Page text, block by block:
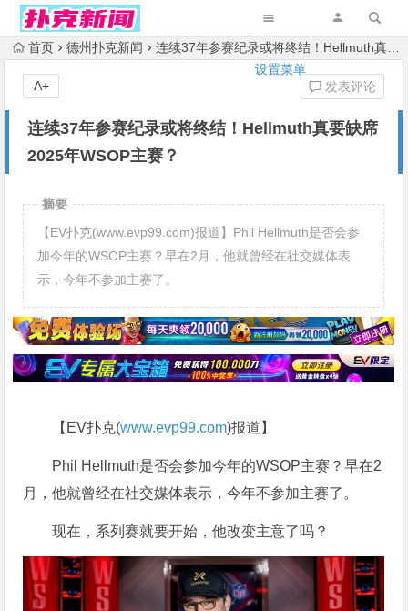
设置菜单
首页 德州扑克新闻 连续37年参赛纪录或将终结！Hellmuth真要缺席2025年WSOP主赛？
连续37年参赛纪录或将终结！Hellmuth真要缺席
2025年WSOP主赛？
发表评论
A+
摘要
【EV扑克(www.evp99.com)报道】Phil Hellmuth是否会参
加今年的WSOP主赛？早在2月，他就曾经在社交媒体表
示，今年不参加主赛了。
【EV扑克(www.evp99.com)报道】
Phil Hellmuth是否会参加今年的WSOP主赛？早在2
月，他就曾经在社交媒体表示，今年不参加主赛了。
现在，系列赛就要开始，他改变主意了吗？